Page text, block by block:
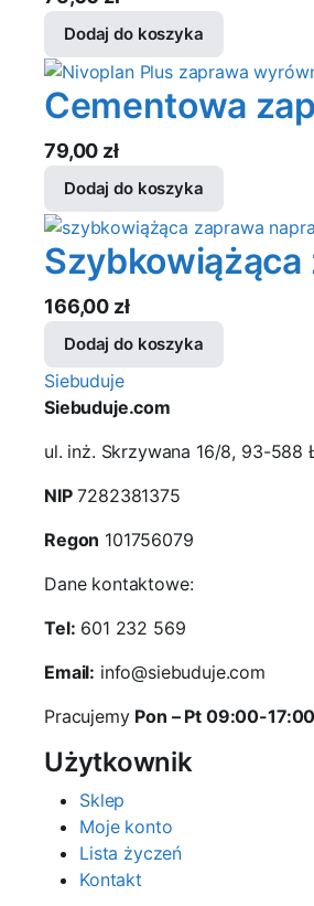
Dodaj do koszyka
Cementowa
79,00 zł
Dodaj do koszyka
Szybkowiążąca
166,00 zł
Dodaj do koszyka
Siebuduje
Siebuduje.com
ul. inż. Skrzywana 16/8, 93-588
NIP7282381375
Regon 101756079
Dane kontaktowe:
Tel: 601 232 569
Email: info@siebuduje.com
Pracujemy Pon – Pt 09:00-17:00
Użytkownik
Sklep
Moje konto
Lista życzeń
Kontakt